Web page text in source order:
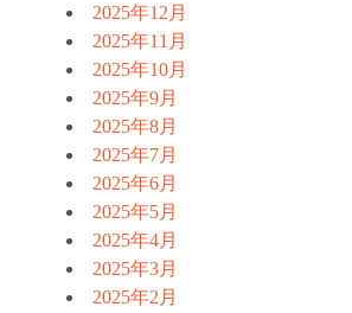
2025年12月
2025年11月
2025年10月
2025年9月
2025年8月
2025年7月
2025年6月
2025年5月
2025年4月
2025年3月
2025年2月